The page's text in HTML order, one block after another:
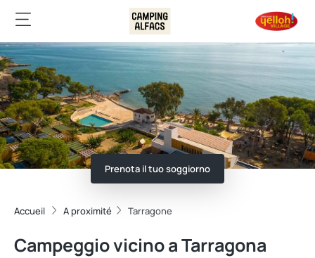
Prenota il tuo soggiorno
Accueil A proximité Tarragone
Campeggio vicino a Tarragona